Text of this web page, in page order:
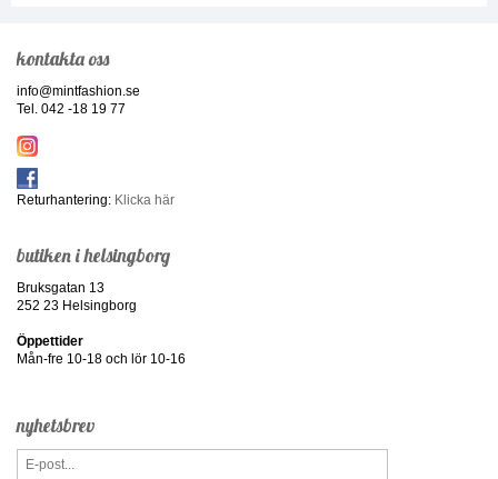
kontakta oss
info@mintfashion.se
Tel. 042 -18 19 77
Returhantering: Klicka här
butiken i helsingborg
Bruksgatan 13
252 23 Helsingborg
Öppettider
Mån-fre 10-18 och lör 10-16
nyhetsbrev